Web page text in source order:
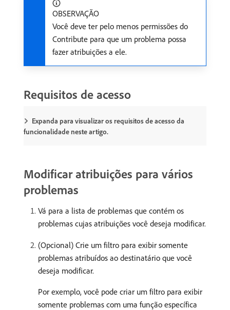
OBSERVAÇÃO
Você deve ter pelo menos permissões do
Contribute para que um problema possa
fazer atribuições a ele.
Requisitos de acesso
Expanda para visualizar os requisitos de acesso da
funcionalidade neste artigo.
Modificar atribuições para vários
problemas
Vá para a lista de problemas que contém os
problemas cujas atribuições você deseja modificar.
(Opcional) Crie um filtro para exibir somente
problemas atribuídos ao destinatário que você
deseja modificar.
Por exemplo, você pode criar um filtro para exibir
somente problemas com uma função específica